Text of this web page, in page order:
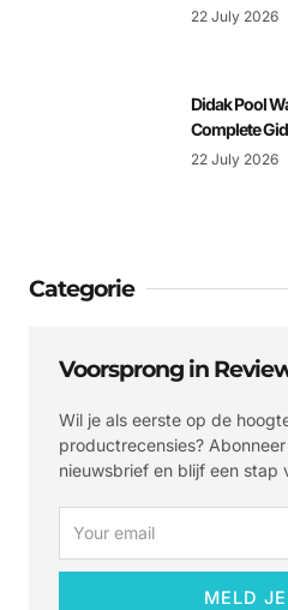
22 July 2026
Didak Pool
Complete
22 July 2026
Categorie
Voorsprong in
Wil je als eerste op de
productrecensies?
nieuwsbrief en blijf een stap
MELD